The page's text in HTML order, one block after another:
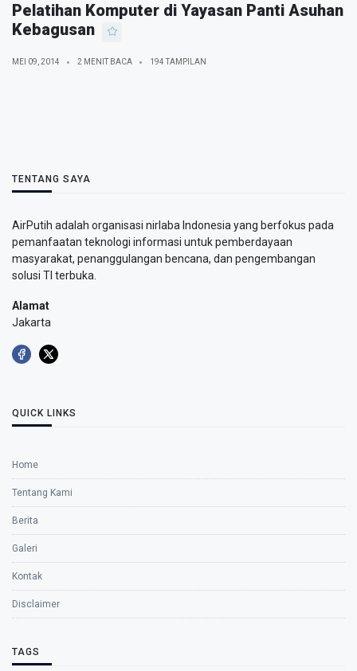
Pelatihan Komputer di Yayasan Panti Asuhan
Kebagusan
MEI 09, 2014 2 MENIT BACA 194 TAMPILAN
TENTANG SAYA
AirPutih adalah organisasi nirlaba Indonesia yang berfokus pada
pemanfaatan teknologi informasi untuk pemberdayaan
masyarakat, penanggulangan bencana, dan pengembangan
solusi TI terbuka.
Alamat
Jakarta
QUICK LINKS
Home
Tentang Kami
Berita
Galeri
Kontak
Disclaimer
TAGS